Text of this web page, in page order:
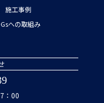
施工事例
への取組み
：00